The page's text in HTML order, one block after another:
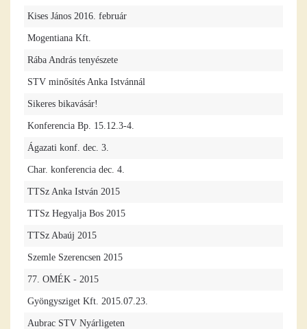
Kises János 2016. február
Mogentiana Kft.
Rába András tenyészete
STV minősítés Anka Istvánnál
Sikeres bikavásár!
Konferencia Bp. 15.12.3-4.
Ágazati konf. dec. 3.
Char. konferencia dec. 4.
TTSz Anka István 2015
TTSz Hegyalja Bos 2015
TTSz Abaúj 2015
Szemle Szerencsen 2015
77. OMÉK - 2015
Gyöngysziget Kft. 2015.07.23.
Aubrac STV Nyárligeten